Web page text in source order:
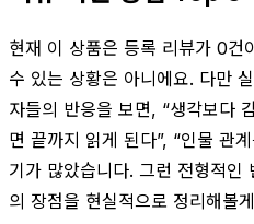
현재 이 상품은 등록 리뷰가 0건
수 있는 상황은 아니에요. 다만
자들의 반응을 보면, “생각보다
면 끝까지 읽게 된다”, “인물 관
기가 많았습니다. 그런 전형적인
의 장점을 현실적으로 정리해볼